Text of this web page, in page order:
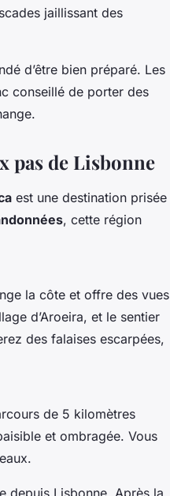
jaillissant des
d’être bien préparé. Les
conseillé de porter des
pas de Lisbonne
est une destination prisée
, cette région
la côte et offre des vues
d’Aroeira, et le sentier
des falaises escarpées,
de 5 kilomètres
et ombragée. Vous